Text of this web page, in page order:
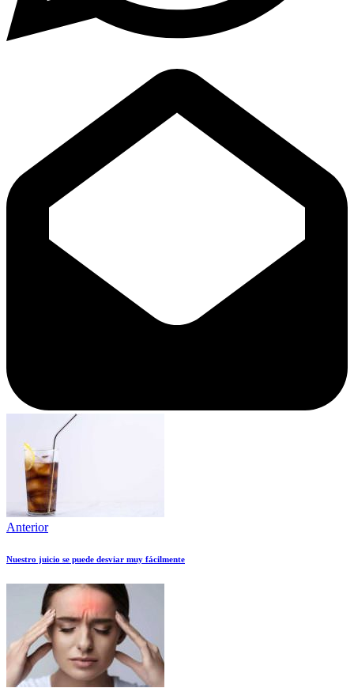
Anterior
Nuestro juicio se puede desviar muy fácilmente